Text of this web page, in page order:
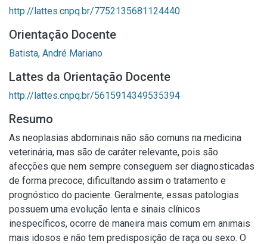
http://lattes.cnpq.br/7752135681124440
Orientação Docente
Batista, André Mariano
Lattes da Orientação Docente
http://lattes.cnpq.br/5615914349535394
Resumo
As neoplasias abdominais não são comuns na medicina
veterinária, mas são de caráter relevante, pois são
afecções que nem sempre conseguem ser diagnosticadas
de forma precoce, dificultando assim o tratamento e
prognóstico do paciente. Geralmente, essas patologias
possuem uma evolução lenta e sinais clínicos
inespecíficos, ocorre de maneira mais comum em animais
mais idosos e não tem predisposição de raça ou sexo. O